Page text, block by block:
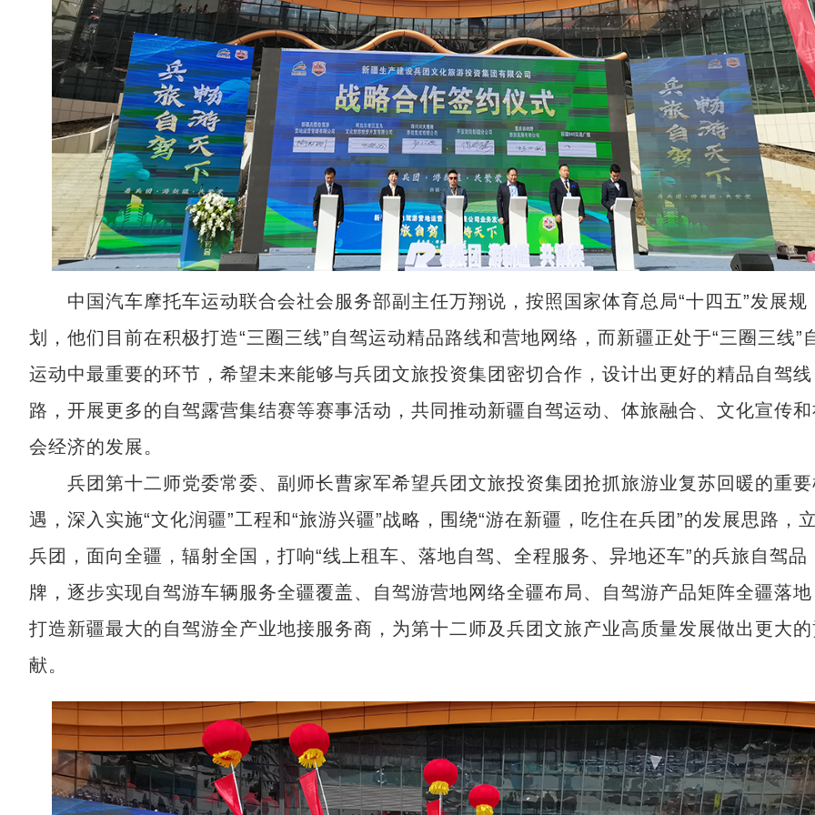
中国汽车摩托车运动联合会社会服务部副主任万翔说，按照国家体育总局“十四五”发展规
划，他们目前在积极打造“三圈三线”自驾运动精品路线和营地网络，而新疆正处于“三圈三线”
运动中最重要的环节，希望未来能够与兵团文旅投资集团密切合作，设计出更好的精品自驾线
路，开展更多的自驾露营集结赛等赛事活动，共同推动新疆自驾运动、体旅融合、文化宣传
会经济的发展。
兵团第十二师党委常委、副师长曹家军希望兵团文旅投资集团抢抓旅游业复苏回暖的重
遇，深入实施“文化润疆”工程和“旅游兴疆”战略，围绕“游在新疆，吃住在兵团”的发展思路，
兵团，面向全疆，辐射全国，打响“线上租车、落地自驾、全程服务、异地还车”的兵旅自驾品
牌，逐步实现自驾游车辆服务全疆覆盖、自驾游营地网络全疆布局、自驾游产品矩阵全疆落
打造新疆最大的自驾游全产业地接服务商，为第十二师及兵团文旅产业高质量发展做出更大
献。